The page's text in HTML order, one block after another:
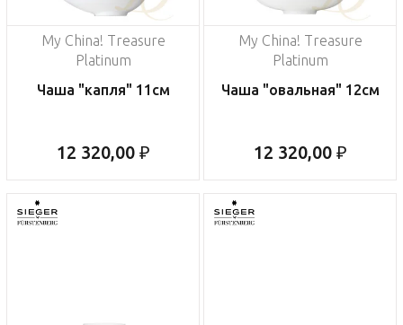
My China! Treasure
Platinum
Чаша "капля" 11см
12 320,00 ₽
My China! Treasure
Platinum
Чаша "овальная" 12см
12 320,00 ₽